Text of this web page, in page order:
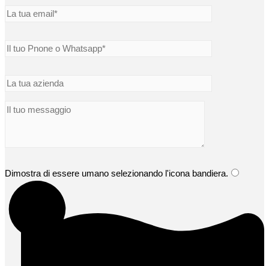
Dimostra di essere umano selezionando l'icona bandiera.